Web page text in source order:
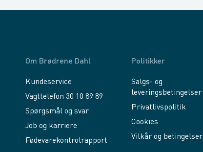
Om Brødrene Dahl
Kundeservice
Vagttelefon 30 10 89 89
Spørgsmål og svar
Job og karriere
Fødevarekontrolrapport
Politikker
Salgs- og
leveringsbetingelser
Privatlivspolitik
Cookies
Vilkår og betingelser